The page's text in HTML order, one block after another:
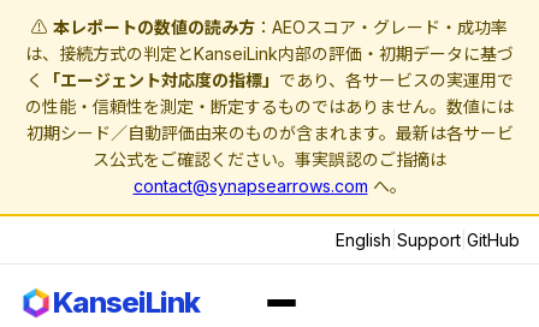
⚠️ 本レポートの数値の読み方 ：AEOスコア・グレード・成功率
は、接続方式の判定とKanseiLink内部の評価・初期データに基づ
く
「エージェント対応度の指標」 であり、各サービスの実運用で
の性能・信頼性を測定・断定するものではありません。数値には
初期シード／自動評価由来のものが含まれます。最新は各サービ
ス公式をご確認ください。事実誤認のご指摘は
contact@synapsearrows.com へ。
English Support GitHub
KanseiLink